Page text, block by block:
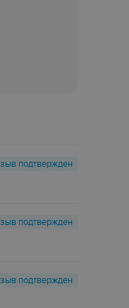
подтвержден
подтвержден
подтвержден